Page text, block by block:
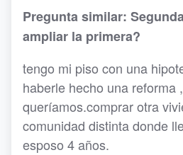
Pregunta similar:
ampliar la primera?
tengo mi piso con una
haberle hecho una reforma
queríamos.comprar otra
comunidad distinta donde
esposo 4 años.